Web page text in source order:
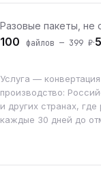
Разовые пакеты, не
100 файлов — 399 ₽·
Услуга —
производство:
и других странах,
каждые 30 дней до